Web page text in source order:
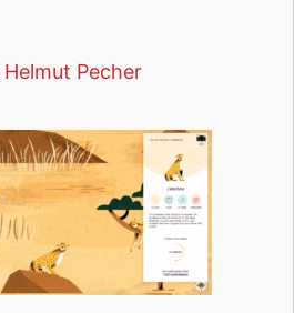
Helmut Pecher